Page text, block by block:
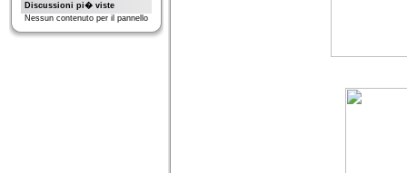
Discussioni pi� viste
Nessun contenuto per il pannello